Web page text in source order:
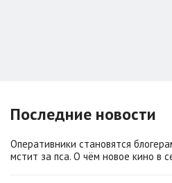
Последние новости
Оперативники становятся
мстит за пса. О чём новое кино в